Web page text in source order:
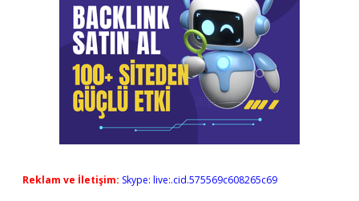
Reklam ve İletişim: Skype: live:.cid.575569c608265c69